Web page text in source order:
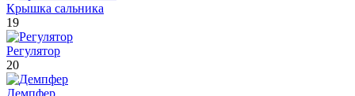
Крышка сальника
19
Регулятор
20
Демпфер